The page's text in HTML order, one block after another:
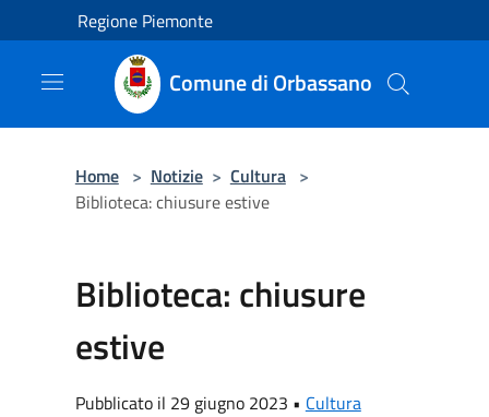
Salta al contenuto principale
Regione Piemonte
Comune di Orbassano
Home > Notizie > Cultura >
Biblioteca: chiusure estive
Biblioteca: chiusure
estive
Pubblicato il 29 giugno 2023 • Cultura